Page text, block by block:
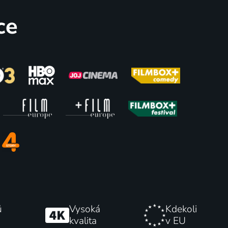
48
49 %
Vysoká
kvalita
Kdekoli
v EU